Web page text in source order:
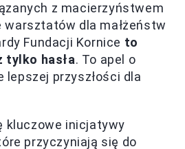
z macierzyństwem
warsztatów dla małżeństw
Fundacji Kornice to
tylko hasła. To apel o
lepszej przyszłości dla
kluczowe inicjatywy
przyczyniają się do